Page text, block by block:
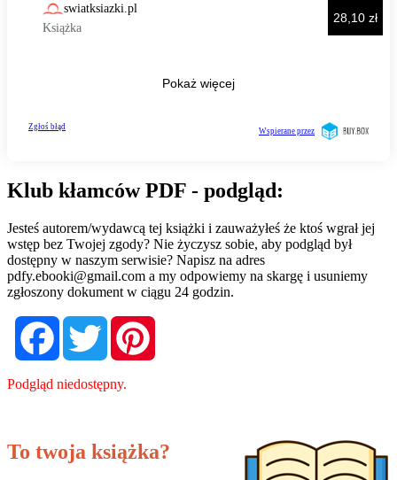
Klub kłamców PDF - podgląd:
Jesteś autorem/wydawcą tej książki i zauważyłeś że ktoś wgrał jej
wstęp bez Twojej zgody? Nie życzysz sobie, aby podgląd był
dostępny w naszym serwisie? Napisz na adres
pdfy.ebooki@gmail.com a my odpowiemy na skargę i usuniemy
zgłoszony dokument w ciągu 24 godzin.
FacebookTwitter
Podgląd niedostępny.
To twoja książka?